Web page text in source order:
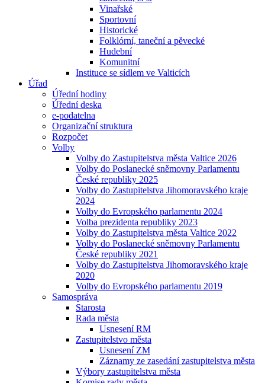
Vinařské
Sportovní
Historické
Folklórní, taneční a pěvecké
Hudební
Komunitní
Instituce se sídlem ve Valticích
Úřad
Úřední hodiny
Úřední deska
e-podatelna
Organizační struktura
Rozpočet
Volby
Volby do Zastupitelstva města Valtice 2026
Volby do Poslanecké sněmovny Parlamentu
České republiky 2025
Volby do Zastupitelstva Jihomoravského kraje
2024
Volby do Evropského parlamentu 2024
Volba prezidenta republiky 2023
Volby do Zastupitelstva města Valtice 2022
Volby do Poslanecké sněmovny Parlamentu
České republiky 2021
Volby do Zastupitelstva Jihomoravského kraje
2020
Volby do Evropského parlamentu 2019
Samospráva
Starosta
Rada města
Usnesení RM
Zastupitelstvo města
Usnesení ZM
Záznamy ze zasedání zastupitelstva města
Výbory zastupitelstva města